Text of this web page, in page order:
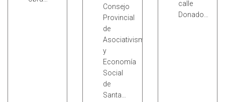
Consejo
Provincial
de
Asociativismo
y
Economía
Social
de
Santa…
calle
Donado…